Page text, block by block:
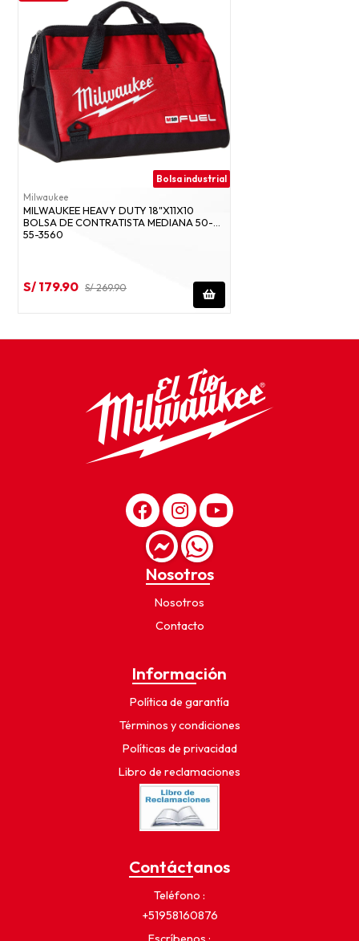
Bolsa industrial
Milwaukee
MILWAUKEE HEAVY DUTY 18"X11X10
BOLSA DE CONTRATISTA MEDIANA 50-
55-3560
S/ 179.90 S/ 269.90
Nosotros
Nosotros
Contacto
Información
Política de garantía
Términos y condiciones
Políticas de privacidad
Libro de reclamaciones
Contáctanos
Teléfono
+51958160876